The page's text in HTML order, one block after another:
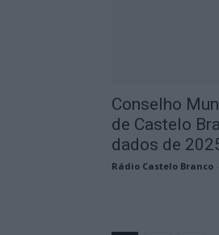
Conselho
de Castelo
dados de
Rádio Castelo Branco